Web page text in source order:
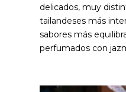
delicados, muy
tailandeses más
sabores más
perfumados con